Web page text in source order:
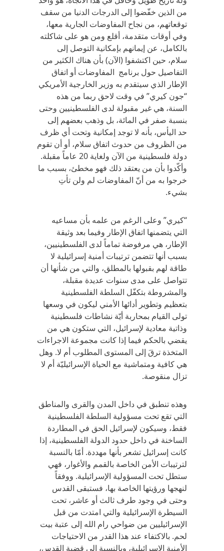
من الذين خفّضوا إلى الدرجات الدنيا من سقف
توقعاتهم، من نجاح المفاوضات الجارية معها،
وفي أوقات متقدمة، أقلع ومن هو على شاكلته
بالكامل، عن إيمانهم بإمكانية التوصل إلى
سلام، حين اكتشفوا (الآن) بأن هناك الكثير من
التفاصيل حول برنامج المفاوضات أو اتفاق
الإطار الذي سيتقدم به وزير الخارجية الأمريكي
“جون كيري” في وقت لاحق ربما من هذه
السنة، هي غير مقبولة لدى الفلسطينيين وحتى
بنسبة صفر في المائة، بل وذهب بعضهم إلى
حد اليأس، بأنه لا توجد إمكانية وتحت أي ظرف
من الظروف من حدوث اتفاق سلام، أو أن تقوم
دولة فلسطينية من الآن ولغاية 20 عاماً مقبلة.
وأكّدوا بأن من يعتقد ذلك فهو مخطئ، بسبب ما
خرجوا به من أنّ المفاوضات لم ولن تأتِ
بشيء.
“كيري” وعلى الرغم من علمه بأن مساعيه
التي يتضمنها اتفاق الإطار وفيما بعد وثيقة
الإطار، هي مرفوضة تماماً لدى الفلسطينيين،
بسبب أنها تتضمن ترتيبات أمنية إسرائيلية لا
طاقة لهم بقبولها بالمطلق، والتي من شأنها أن
تتواصل على مدى سنوات عديدة مقبلة،
والمشروطة بتكفّل السلطة الفلسطينية
بتعظيم وتطوير أدائها الأمني ليكون في وسعها
تولى القيام بمحاربة أيّة نشاطات فلسطينية
وذاتية معادية لإسرائيل، التي ستكون هي من
يقضي بالحكم فيما إذا كانت مجموعة الاجراءات
المتخذة ترقَ إلى المستوى المطلوب أم لا. وهل
هي كافية ومتماشية مع الحياة الإسرائيليّة أم لا
تزال منقوصة.
وهذه تنطبق في داخل المدن والقرى والمناطق
التي تقع تحت مسؤولية السلطة الفلسطينية
فقط، وسيكون لإسرائيل الحق في المطاردة
الساخنة في داخل حدود الدولة الفلسطينية، إذا
كانت إسرائيل تشعر بأنها مهددة. أمّا بالنسبة
لترتيبات الأمن الخاصة بالقمم والأغوار، فهي
ستطل تحت المسؤولية الإسرائيلية. ووفقاً
لنهجها ورؤيتها الخاصة بها، فستبقى القدس
وحتى في وجود طرف ثالث أو عاشر، تحت
السيطرة الإسرائيلية والتي امتدت من قبل
الإسرائيليين من ضواحي رام الله إلى عتبة بيت
لحم. بالاكتفاء عند هذا القدر من الاحتياجات
الأمنية الإسرائيلية، وبالنسبة إلى قضية القدس،